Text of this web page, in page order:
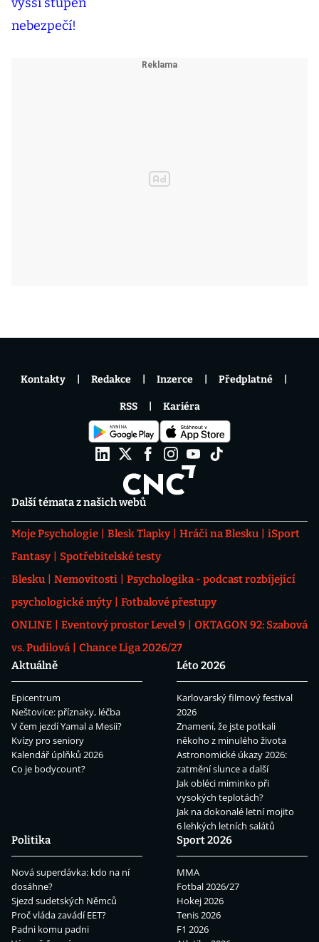
Další témata z našich webů
Moje Psychologie Blesk Tlapky Hráči na Blesku
iSport
Fantasy
Spotřebitelské testy
Blesku
Nemovitosti
Psychologika - podcast rozbíjející
psychologické mýty
Fotbalové přestupy
ONLINE
Eventový prostor Level 9
OKTAGON 92: Szabová
vs. Pudilová
Chance Liga 2026/27
Aktuálně
Epicentrum
Neštovice: příznaky, léčba
V čem jezdí Yamal a Mesii?
Kvízy pro seniory
Kalendář úplňků 2026
Co je bodycount?
Léto 2026
Karlovarský filmový festival
2026
Znamení, že jste potkali
někoho z minulého života
Astronomické úkazy 2026:
zatmění slunce a další
Jak obléci miminko při
vysokých teplotách?
Jak na dokonalé letní mojito
6 lehkých letních salátů
Politika
Nová superdávka: kdo na ní
dosáhne?
Sjezd sudetských Němců
Proč vláda zavádí EET?
Padni komu padni
Sport 2026
MMA
Fotbal 2026/27
Hokej 2026
Tenis 2026
F1 2026
Kontakty Redakce Inzerce Předplatné
RSS Kariéra